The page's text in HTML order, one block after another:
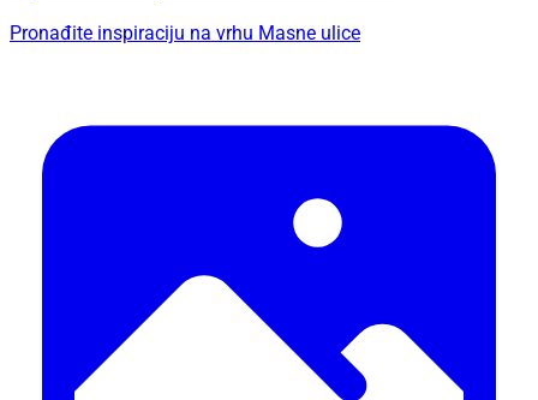
Pronađite inspiraciju na vrhu Masne ulice